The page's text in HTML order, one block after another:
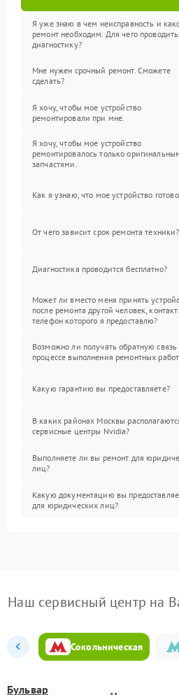
Я уже знаю в чем неисправность и
ремонт необходим. Для чего проводить
диагностику?
Мне нужен срочный ремонт. Сможете
сделать?
Я хочу, чтобы мое устройство
ремонтировали при мне.
Я хочу, чтобы мое устройство
ремонтировалось только
запчастями.
Как я узнаю, что мое устройство
От чего зависит срок ремонта техники?
Диагностика проводится бесплатно?
Может ли вместо меня принять
после ремонта другой человек,
телефон которого я предоставлю?
Возможно ли получать обратную связь
процессе выполнения ремонтных
Какую гарантию вы предоставляете?
В каких районах Москвы
сервисные центры Nvidia?
Выполняете ли вы ремонт для
лиц?
Какую документацию вы
для юридических лиц?
Наш сервисный центр на
Сокольническая
Бульвар